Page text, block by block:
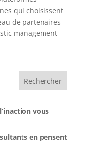
qui choisissent
de partenaires
management
Rechercher
vous
en pensent